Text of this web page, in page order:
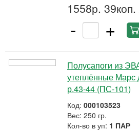
1558р. 39коп.
- +
Полусапоги из
утеплённые Марс
р.43-44 (ПС-101)
Код: 000103523
Вес: 250 гр.
Кол-во в уп: 1 ПАР